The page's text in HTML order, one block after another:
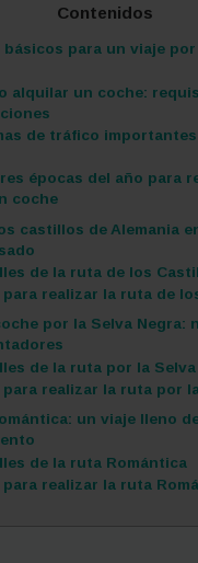
Contenidos
básicos para un viaje
alquilar un coche:
de tráfico
épocas del año para
coche
castillos de Alemania
de la ruta de los
para realizar la ruta de
por la Selva Negra:
de la ruta por la Selva
para realizar la ruta por
un viaje lleno
de la ruta Romántica
para realizar la ruta